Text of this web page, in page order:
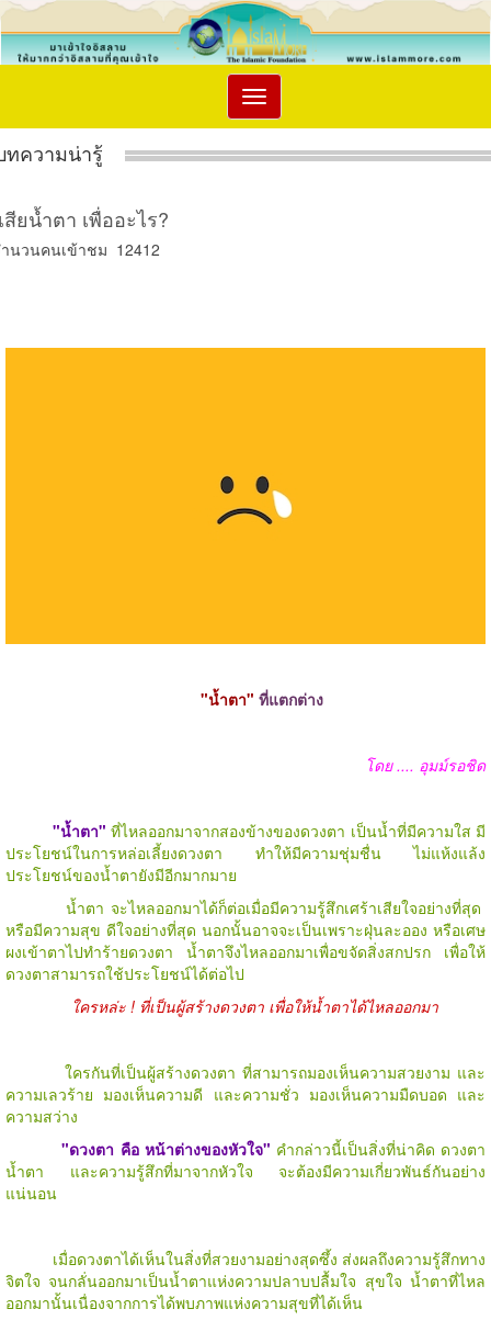
Toggle
navigation
ทความน่ารู้
สียน้ำตา เพื่ออะไร?
นวนคนเข้าชม 12412
"น้ำตา" ที่แตกต่าง
โดย .... อุมม์รอชิด
"น้ำตา" ที่ไหลออกมาจากสองข้างของดวงตา เป็นน้ำที่มีความใส มี
ประโยชน์ในการหล่อเลี้ยงดวงตา ทำให้มีความชุ่มชื่น ไม่แห้งแล้ง
ประโยชน์ของน้ำตายังมีอีกมากมาย
น้ำตา จะไหลออกมาได้ก็ต่อเมื่อมีความรู้สึกเศร้าเสียใจอย่างที่สุด
หรือมีความสุข ดีใจอย่างที่สุด นอกนั้นอาจจะเป็นเพราะฝุ่นละออง หรือเศษ
ผงเข้าตาไปทำร้ายดวงตา น้ำตาจึงไหลออกมาเพื่อขจัดสิ่งสกปรก เพื่อให้
ดวงตาสามารถใช้ประโยชน์ได้ต่อไป
ใครหล่ะ ! ที่เป็นผู้สร้างดวงตา เพื่อให้น้ำตาได้ไหลออกมา
ใครกันที่เป็นผู้สร้างดวงตา ที่สามารถมองเห็นความสวยงาม และ
ความเลวร้าย มองเห็นความดี และความชั่ว มองเห็นความมืดบอด และ
ความสว่าง
"ดวงตา คือ หน้าต่างของหัวใจ" คำกล่าวนี้เป็นสิ่งที่น่าคิด ดวงตา
น้ำตา และความรู้สึกที่มาจากหัวใจ จะต้องมีความเกี่ยวพันธ์กันอย่าง
แน่นอน
เมื่อดวงตาได้เห็นในสิ่งที่สวยงามอย่างสุดซึ้ง ส่งผลถึงความรู้สึกทาง
จิตใจ จนกลั่นออกมาเป็นน้ำตาแห่งความปลาบปลื้มใจ สุขใจ น้ำตาที่ไหล
ออกมานั้นเนื่องจากการได้พบภาพแห่งความสุขที่ได้เห็น